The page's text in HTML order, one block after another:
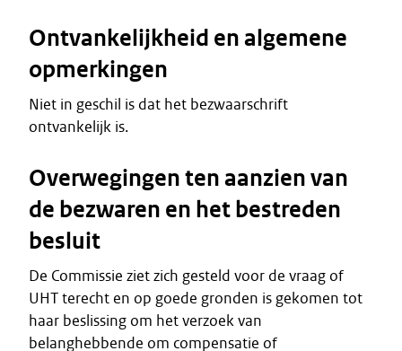
Ontvankelijkheid en algemene
opmerkingen
Niet in geschil is dat het bezwaarschrift
ontvankelijk is.
Overwegingen ten aanzien van
de bezwaren en het bestreden
besluit
De Commissie ziet zich gesteld voor de vraag of
UHT terecht en op goede gronden is gekomen tot
haar beslissing om het verzoek van
belanghebbende om compensatie of